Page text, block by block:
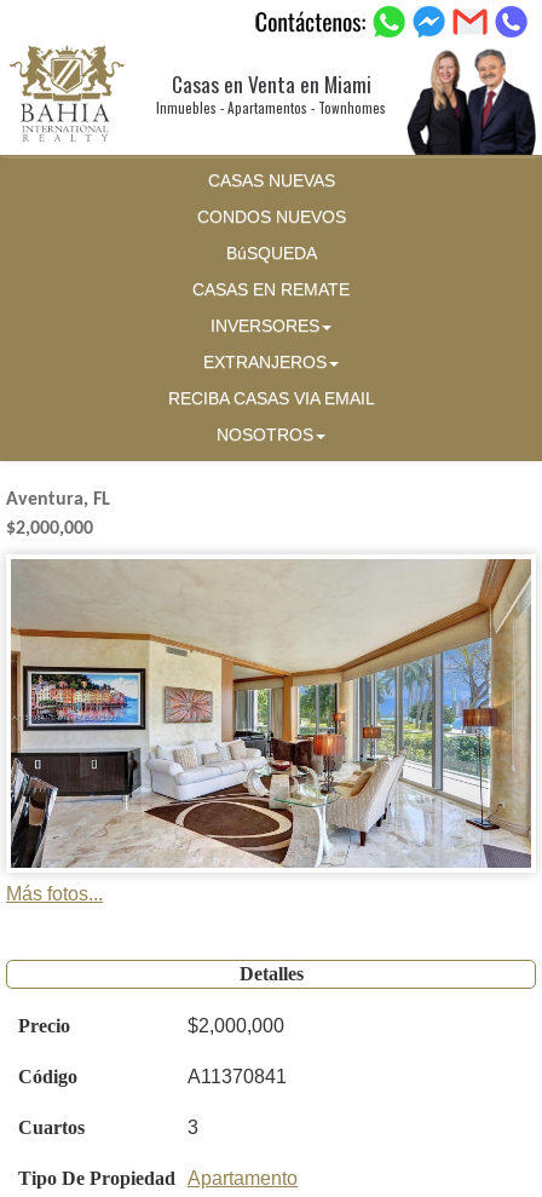
Casas en Venta en Miami
Inmuebles - Apartamentos - Townhomes
CASAS NUEVAS
CONDOS NUEVOS
BúSQUEDA
CASAS EN REMATE
INVERSORES
EXTRANJEROS
RECIBA CASAS VIA EMAIL
NOSOTROS
Aventura, FL
$2,000,000
Más fotos...
Detalles
Precio $2,000,000
Código A11370841
Cuartos 3
Tipo De Propiedad Apartamento